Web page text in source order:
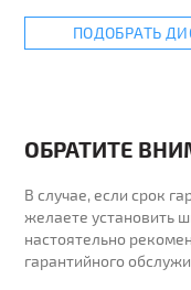
ПОДОБРАТЬ
ОБРАТИТЕ
В случае, если срок
желаете установить
настоятельно
гарантийного